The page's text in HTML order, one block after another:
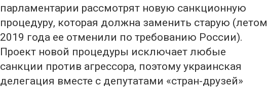
парламентарии рассмотрят новую санкционную
процедуру, которая должна заменить старую (летом
2019 года ее отменили по требованию России).
Проект новой процедуры исключает любые
санкции против агрессора, поэтому украинская
делегация вместе с депутатами «стран-друзей»